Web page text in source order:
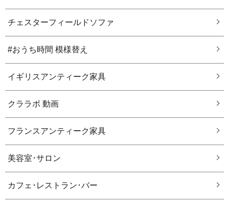
チェスターフィールドソファ
#おうち時間 模様替え
イギリスアンティーク家具
クララボ 動画
フランスアンティーク家具
美容室･サロン
カフェ･レストラン･バー